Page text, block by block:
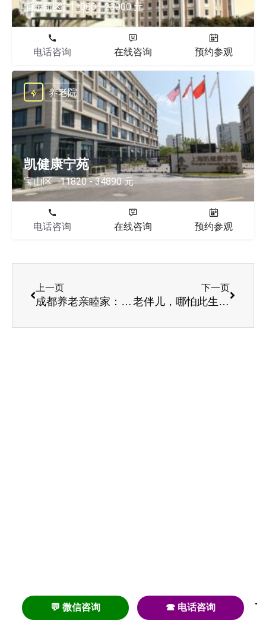
浦东新区 11000 - 23000 元
电话咨询 在线咨询 预约参观
凯健康宁苑
宝山区 11820 - 34890 元
养老院
电话咨询 在线咨询 预约参观
上一页
成都养老亲睦家：坚持理论与实践相结合 亲睦家让我不断成长
下一页
老伴儿，哪怕此生从头相爱
💬 微信咨询 ☎ 电话咨询